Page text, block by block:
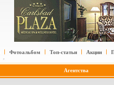
Фотоальбом Топ-статьи Акции
Агентства